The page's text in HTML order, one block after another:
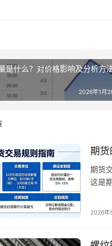
是什么？对价格影响及分析方
2026年1月
期货
期货
这是
级、
2026年